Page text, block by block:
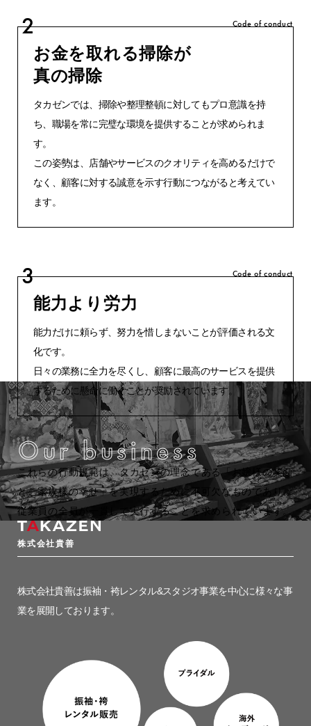
Code of conduct
2
お金を取れる掃除が
真の掃除
タカゼンでは、掃除や整理整頓に対してもプロ意識を持
ち、職場を常に完璧な環境を提供することが求められま
す。
この姿勢は、店舗やサービスのクオリティを高めるだけで
なく、顧客に対する誠意を示す行動につながると考えてい
ます。
Code of conduct
3
能力より労力
能力だけに頼らず、努力を惜しまないことが評価される文
化です。
日々の業務に全力を尽くし、顧客に最高のサービスを提供
するために懸命に働くことが奨励されています。
これらの行動規範は、タカゼンの理念である「お嬢様の笑顔
とご家族様の幸せ」を実現するために不可欠なものであり、
従業員の全員が一貫して実行することを求められています。
Our business
株式会社貴善
株式会社貴善は振袖・袴レンタル&スタジオ事業を中心に様々な事
業を展開しております。